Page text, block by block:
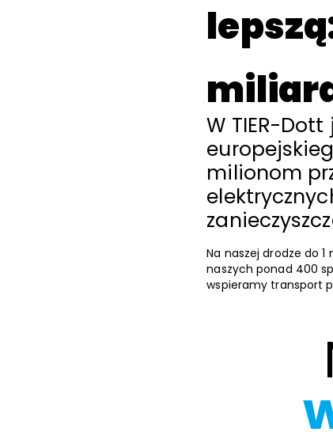
W TIER-
milionom
Na naszej drodze do
naszych ponad 400
wspieramy transport